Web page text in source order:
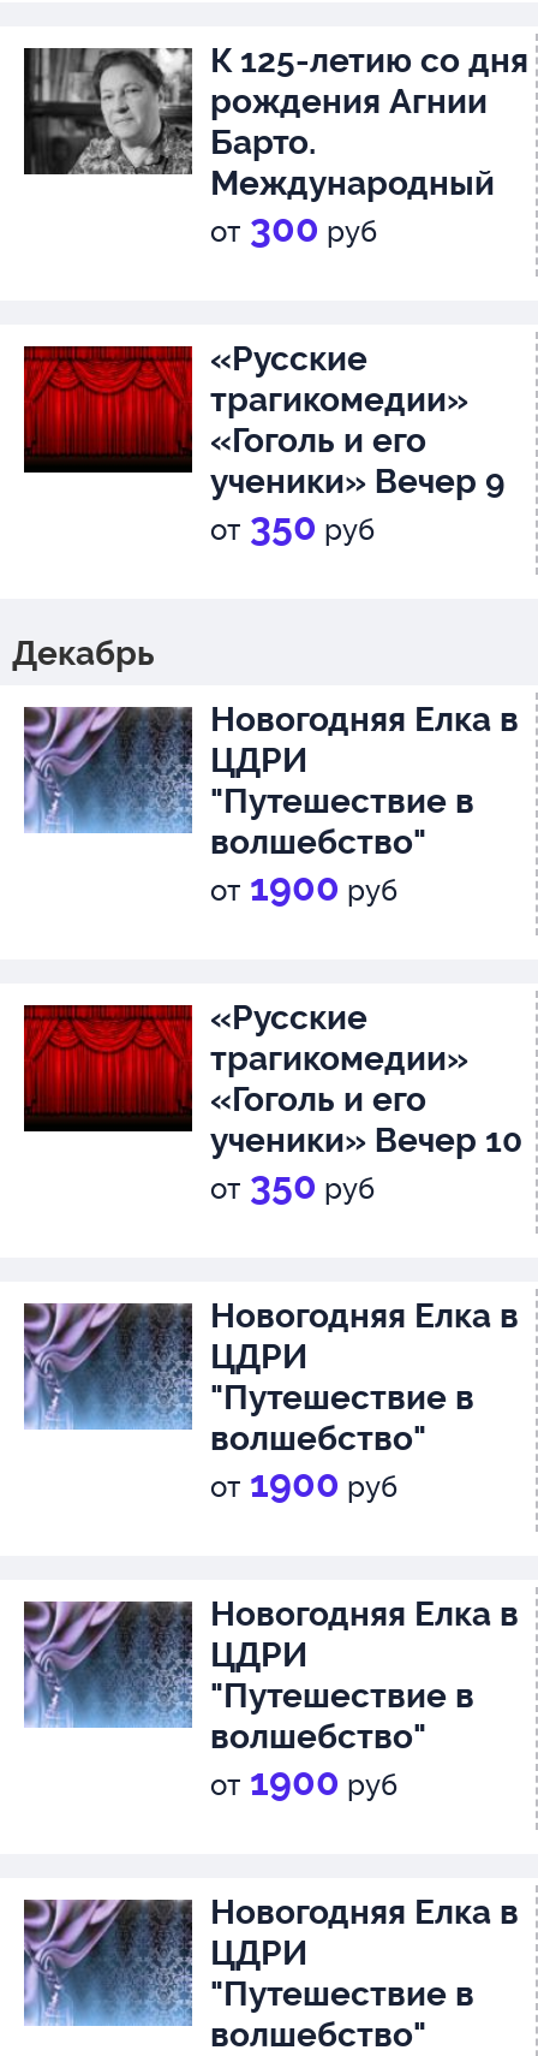
К 125-летию со дня
рождения Агнии
Барто.
Международный
конкурс чтецов
от 300 руб
«Русские
трагикомедии»
«Гоголь и его
ученики» Вечер 9
Михаил Булгаков
от 350 руб
Декабрь
Новогодняя Елка в
ЦДРИ
"Путешествие в
волшебство"
от 1900 руб
«Русские
трагикомедии»
«Гоголь и его
ученики» Вечер 10
Михаил Зощенко
от 350 руб
Новогодняя Елка в
ЦДРИ
"Путешествие в
волшебство"
от 1900 руб
Новогодняя Елка в
ЦДРИ
"Путешествие в
волшебство"
от 1900 руб
Новогодняя Елка в
ЦДРИ
"Путешествие в
волшебство"